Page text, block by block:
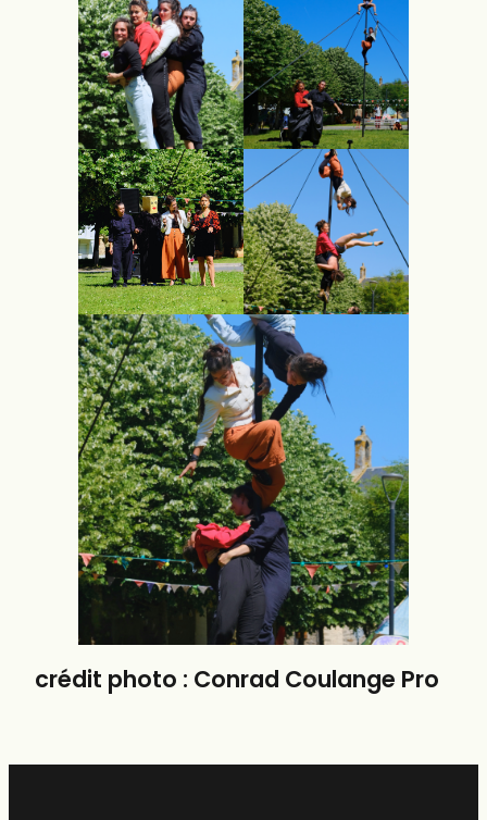
crédit photo : Conrad Coulange Pro